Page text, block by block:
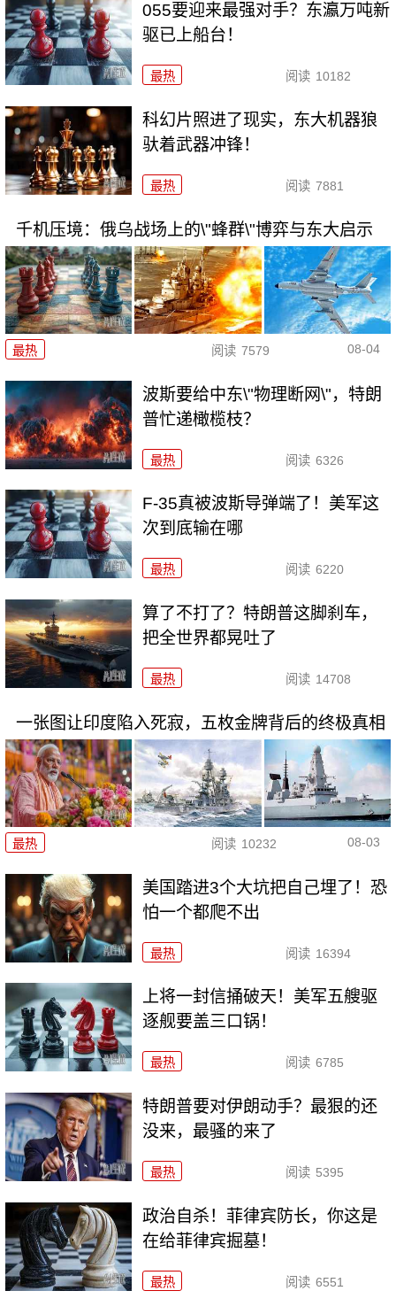
055要迎来最强对手？东瀛万吨新
驱已上船台！
最热 阅读 10182
科幻片照进了现实，东大机器狼
驮着武器冲锋！
最热 阅读 7881
千机压境：俄乌战场上的\"蜂群\"博弈与东大启示
最热 阅读 7579 08-04
波斯要给中东\"物理断网\"，特朗
普忙递橄榄枝？
最热 阅读 6326
F-35真被波斯导弹端了！美军这
次到底输在哪
最热 阅读 6220
算了不打了？特朗普这脚刹车，
把全世界都晃吐了
最热 阅读 14708
一张图让印度陷入死寂，五枚金牌背后的终极真相
最热 阅读 10232 08-03
美国踏进3个大坑把自己埋了！恐
怕一个都爬不出
最热 阅读 16394
上将一封信捅破天！美军五艘驱
逐舰要盖三口锅！
最热 阅读 6785
特朗普要对伊朗动手？最狠的还
没来，最骚的来了
最热 阅读 5395
政治自杀！菲律宾防长，你这是
在给菲律宾掘墓！
最热 阅读 6551